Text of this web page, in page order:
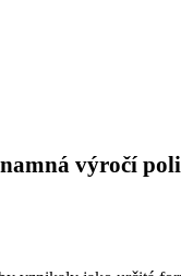
výročí